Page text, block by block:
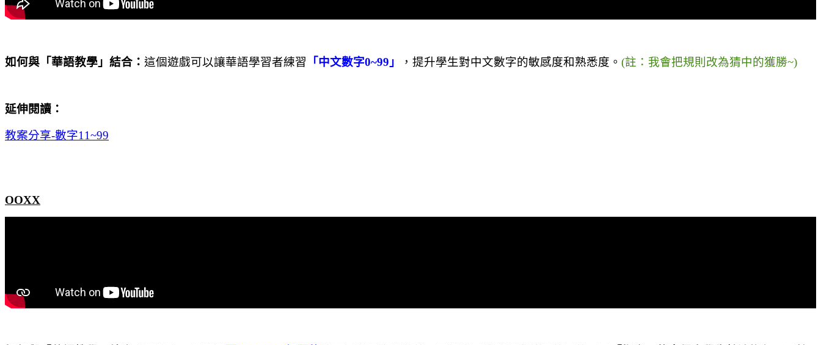
如何與「華語教學」結合： 這個遊戲可以讓華語學習者練習 「中文數字0~99 」 ，提升學生對中文數字的敏感度和熟悉度。 (註 ： 我會把規則改為猜中的獲勝~)
延伸閱讀：
教案分享-數字11~99
OOXX